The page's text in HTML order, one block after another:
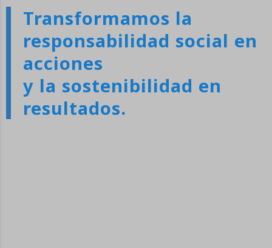
Transformamos la
responsabilidad social en
acciones
y la sostenibilidad en
resultados.